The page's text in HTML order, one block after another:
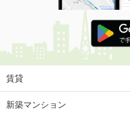
賃貸
新築マンション